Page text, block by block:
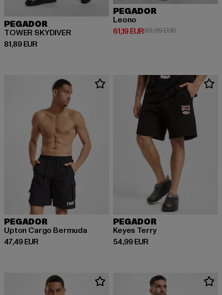
PEGADOR
TOWER SKYDIVER
81,89 EUR
Prix courant: 81,89 EUR
PEGADOR
Leono
61,19 EUR
Prix courant: 61,19 EUR
89,99 EURPrix en
PEGADOR
Upton Cargo Bermuda
47,49 EUR
Prix courant: 47,49 EUR
PEGADOR
Keyes Terry
54,99 EUR
Prix courant: 54,99 EUR